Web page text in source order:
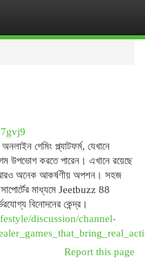
গেমিং প্ল্যাটফর্ম, যেখানে
উপভোগ করতে পারেন। এখানে রয়েছে
আরও অনেক আকর্ষণীয় অপশন। সহজ
মাধ্যমে Jeetbuzz 88
বিনোদনের কেন্দ্র।
discussion/channel-
Report this page